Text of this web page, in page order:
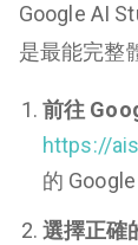
Google AI
是最能完整
前往
https://
的 Google
選擇正確